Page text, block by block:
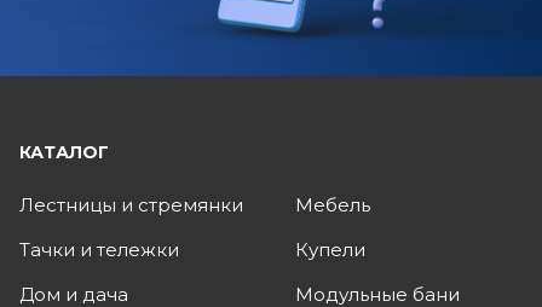
КАТАЛОГ
Лестницы и стремянки
Тачки и тележки
Дом и дача
Мебель
Купели
Модульные бани